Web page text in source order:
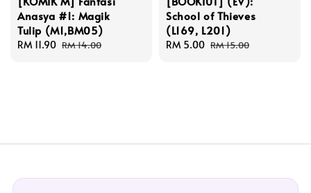
Anasya #1: Magik
Tulip (M1,BM05)
Sale
RM 11.90 Regular
RM 14.00
School of Thieves
(L169, L201)
Sale
RM 5.00 Regular
RM 15.00